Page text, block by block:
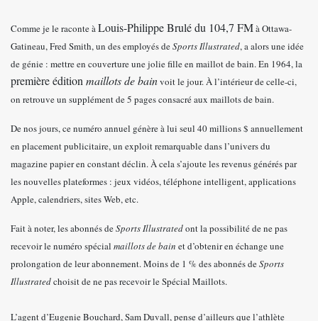
Comme je le raconte àLouis-Philippe Brulé du 104,7 FMà Ottawa-
Gatineau, Fred Smith, un des employés deSports Illustrated, a alors une idée
de génie : mettre en couverture une jolie fille en maillot de bain. En 1964, la
première édition maillots de bainvoit le jour. À l’intérieur de celle-ci,
on retrouve un supplément de 5 pages consacré aux maillots de bain.
De nos jours, ce numéro annuel génère à lui seul 40 millions $ annuellement
en placement publicitaire, un exploit remarquable dans l’univers du
magazine papier en constant déclin. À cela s’ajoute les revenus générés par
les nouvelles plateformes : jeux vidéos, téléphone intelligent, applications
Apple, calendriers, sites Web, etc.
Fait à noter, les abonnés deSports Illustratedont la possibilité de ne pas
recevoir le numéro spécial maillots de bain et d’obtenir en échange une
prolongation de leur abonnement. Moins de 1 % des abonnés deSports
Illustratedchoisit de ne pas recevoir le Spécial Maillots.
L’agent d’Eugenie Bouchard, Sam Duvall, pense d’ailleurs que l’athlète